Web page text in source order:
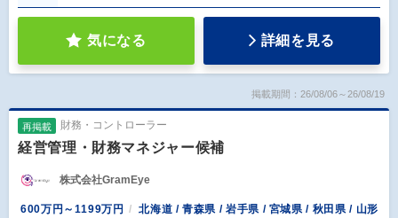
気になる 詳細を見る
掲載期間：26/08/06～26/08/19
再掲載 財務・コントローラー
経営管理・財務マネジャー候補
株式会社GramEye
600万円～1199万円
北海道 / 青森県 / 岩手県 / 宮城県 / 秋田県 / 山形